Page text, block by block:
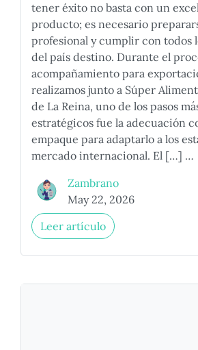
tener éxito no basta con un
producto; es necesario
profesional y cumplir con todos
del país destino. Durante el
acompañamiento para
realizamos junto a Súper
de La Reina, uno de los pasos
estratégicos fue la adecuación
empaque para adaptarlo a los
mercado internacional. El […] …
Zambrano
May 22, 2026
Leer artículo